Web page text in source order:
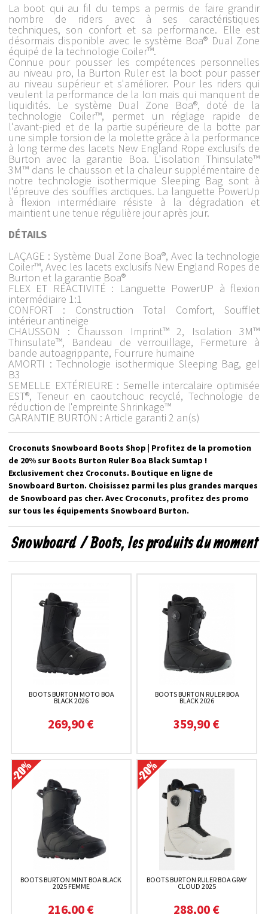
La boot qui au fil du temps a permis de faire grandir
nombre de riders avec à ses caractéristiques
techniques, son confort et sa performance. Elle est
désormais disponible avec le système Boa® Dual Zone
équipé de la technologie Coiler™.
Connue pour pousser les compétences personnelles
au niveau pro, la Burton Ruler est la boot pour passer
au niveau supérieur et s'améliorer. Pour les riders qui
veulent la performance de la Ion mais qui manquent de
liquidités. Le système Dual Zone Boa®, doté de la
technologie Coiler™, permet un réglage rapide de
l'avant-pied et de la partie supérieure de la botte par
une simple torsion de la molette grâce à la performance
à long terme des lacets New England Rope exclusifs de
Burton avec la garantie Boa. L'isolation Thinsulate™
3M™ dans le chausson et la chaleur supplémentaire de
notre technologie isothermique Sleeping Bag sont à
l'épreuve des souffles arctiques. La languette PowerUp
à flexion intermédiaire résiste à la dégradation et
maintient une tenue régulière jour après jour.
DÉTAILS
LAÇAGE : Système Dual Zone Boa®, Avec la technologie
Coiler™, Avec les lacets exclusifs New England Ropes de
Burton et la garantie Boa®
FLEX ET RÉACTIVITÉ : Languette PowerUP à flexion
intermédiaire 1:1
CONFORT : Construction Total Comfort, Soufflet
intérieur antineige
CHAUSSON : Chausson Imprint™ 2, Isolation 3M™
Thinsulate™, Bandeau de verrouillage, Fermeture à
bande autoagrippante, Fourrure humaine
AMORTI : Technologie isothermique Sleeping Bag, gel
B3
SEMELLE EXTÉRIEURE : Semelle intercalaire optimisée
EST®, Teneur en caoutchouc recyclé, Technologie de
réduction de l'empreinte Shrinkage™
GARANTIE BURTON : Article garanti 2 an(s)
Croconuts Snowboard Boots Shop | Profitez de la promotion
de 20% sur Boots Burton Ruler Boa Black Sumtap !
Exclusivement chez Croconuts. Boutique en ligne de
Snowboard Burton. Choisissez parmi les plus grandes marques
de Snowboard pas cher. Avec Croconuts, profitez des promo
sur tous les équipements Snowboard Burton.
Snowboard / Boots, les produits du moment
BOOTS BURTON MOTO BOA
BLACK 2026
269,90 €
BOOTS BURTON RULER BOA
BLACK 2026
359,90 €
BOOTS BURTON MINT BOA BLACK
2025 FEMME
216,00 €
BOOTS BURTON RULER BOA GRAY
CLOUD 2025
288,00 €